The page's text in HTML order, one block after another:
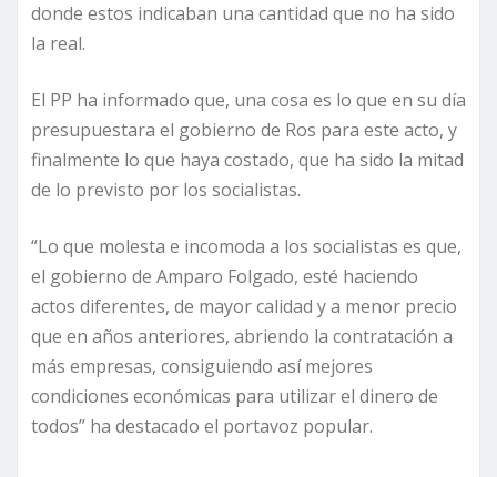
donde estos indicaban una cantidad que no ha sido
la real.
El PP ha informado que, una cosa es lo que en su día
presupuestara el gobierno de Ros para este acto, y
finalmente lo que haya costado, que ha sido la mitad
de lo previsto por los socialistas.
“Lo que molesta e incomoda a los socialistas es que,
el gobierno de Amparo Folgado, esté haciendo
actos diferentes, de mayor calidad y a menor precio
que en años anteriores, abriendo la contratación a
más empresas, consiguiendo así mejores
condiciones económicas para utilizar el dinero de
todos” ha destacado el portavoz popular.